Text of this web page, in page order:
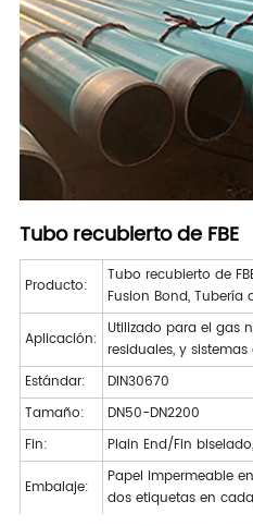
Tubo recubierto de FBE
Producto:
Tubo recubierto de
Fusion Bond, Tubería
Aplicación:
Utilizado para el gas
residuales, y
Estándar:
DIN30670
Tamaño:
DN50-DN2200
Fin:
Plain End/Fin
Embalaje:
Papel impermeable
dos etiquetas en